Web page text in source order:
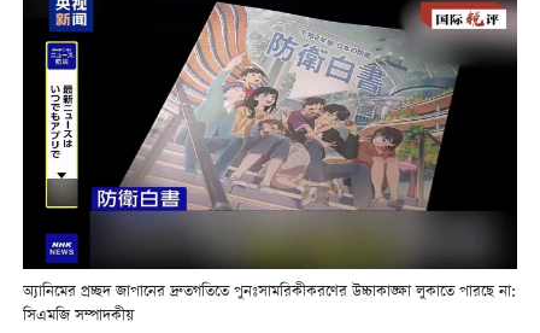
অ্যানিমের প্রচ্ছদ জাপানের দ্রুতগতিতে পুনঃসামরিকীকরণের উচ্চাকাঙ্ক্ষা লুকাতে পারছে না:
সিএমজি সম্পাদকীয়